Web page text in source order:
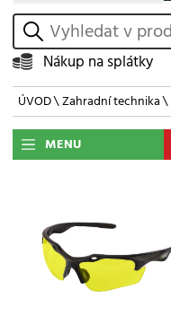
vyhledat
Nákup na splátky
ÚVOD\Zahradní technika\
MENU